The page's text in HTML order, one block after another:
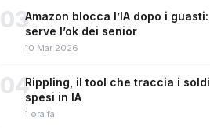
03Amazon blocca l’IA dopo i guasti:
serve l’ok dei senior
10 Mar 2026
04Rippling, il tool che traccia i soldi
spesi in IA
1 ora fa